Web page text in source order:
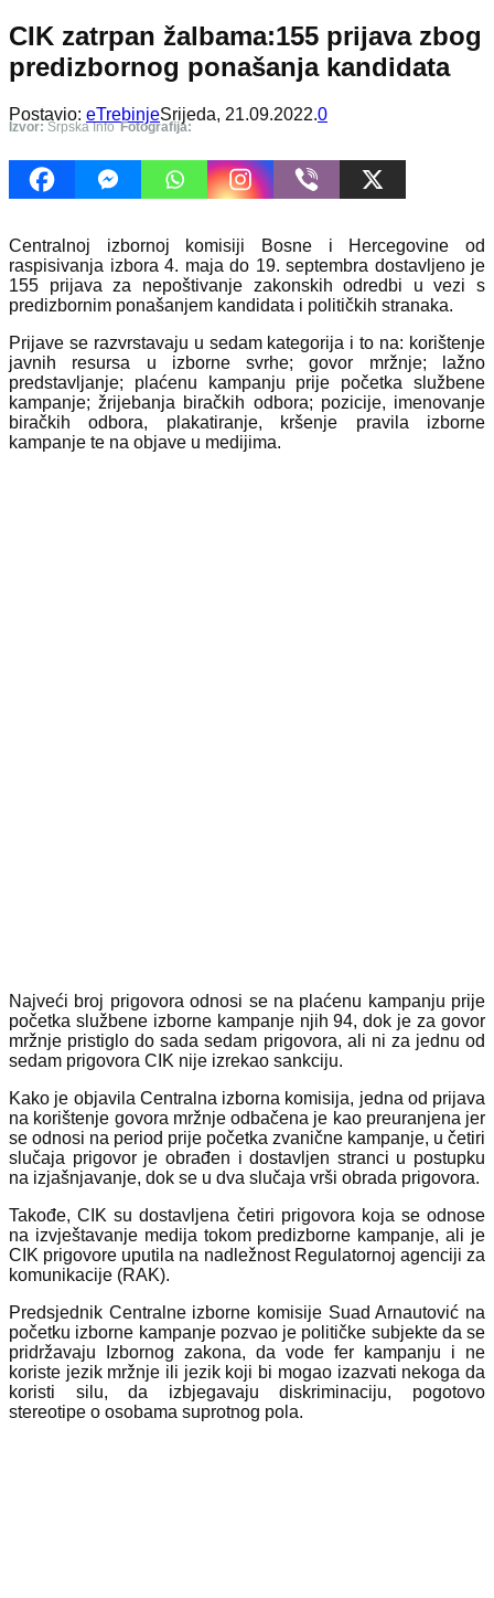
CIK zatrpan žalbama:155 prijava zbog
predizbornog ponašanja kandidata
Postavio: eTrebinjeSrijeda, 21.09.2022.0
Izvor: Srpska Info Fotografija:
Centralnoj izbornoj komisiji Bosne i Hercegovine od
raspisivanja izbora 4. maja do 19. septembra dostavljeno je
155 prijava za nepoštivanje zakonskih odredbi u vezi s
predizbornim ponašanjem kandidata i političkih stranaka.
Prijave se razvrstavaju u sedam kategorija i to na: korištenje
javnih resursa u izborne svrhe; govor mržnje; lažno
predstavljanje; plaćenu kampanju prije početka službene
kampanje; žrijebanja biračkih odbora; pozicije, imenovanje
biračkih odbora, plakatiranje, kršenje pravila izborne
kampanje te na objave u medijima.
Najveći broj prigovora odnosi se na plaćenu kampanju prije
početka službene izborne kampanje njih 94, dok je za govor
mržnje pristiglo do sada sedam prigovora, ali ni za jednu od
sedam prigovora CIK nije izrekao sankciju.
Kako je objavila Centralna izborna komisija, jedna od prijava
na korištenje govora mržnje odbačena je kao preuranjena jer
se odnosi na period prije početka zvanične kampanje, u četiri
slučaja prigovor je obrađen i dostavljen stranci u postupku
na izjašnjavanje, dok se u dva slučaja vrši obrada prigovora.
Takođe, CIK su dostavljena četiri prigovora koja se odnose
na izvještavanje medija tokom predizborne kampanje, ali je
CIK prigovore uputila na nadležnost Regulatornoj agenciji za
komunikacije (RAK).
Predsjednik Centralne izborne komisije Suad Arnautović na
početku izborne kampanje pozvao je političke subjekte da se
pridržavaju Izbornog zakona, da vode fer kampanju i ne
koriste jezik mržnje ili jezik koji bi mogao izazvati nekoga da
koristi silu, da izbjegavaju diskriminaciju, pogotovo
stereotipe o osobama suprotnog pola.